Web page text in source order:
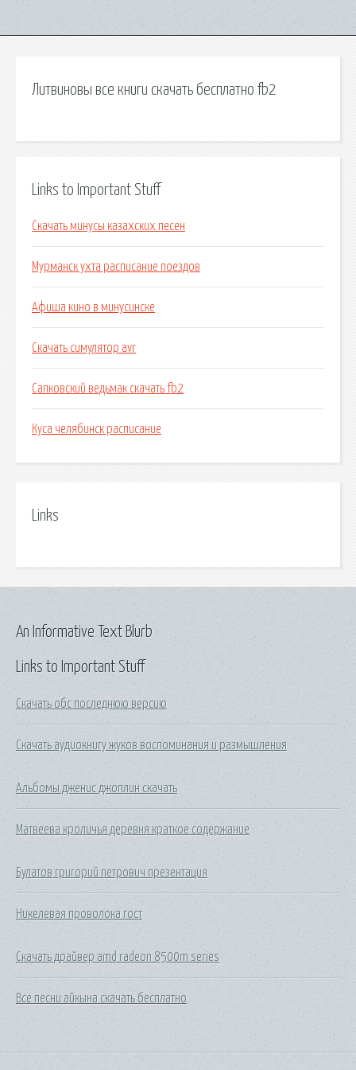
Литвиновы все книги скачать бесплатно fb2
Links to Important Stuff
Скачать минусы казахских песен
Мурманск ухта расписание поездов
Афиша кино в минусинске
Скачать симулятор avr
Сапковский ведьмак скачать fb2
Куса челябинск расписание
Links
Links to Important Stuff
Скачать обс последнюю версию
Скачать аудиокнигу жуков воспоминания и размышления
Альбомы дженис джоплин скачать
Матвеева кроличья деревня краткое содержание
Булатов григорий петрович презентация
Никелевая проволока гост
Скачать драйвер amd radeon 8500m series
Все песни айкына скачать бесплатно
An Informative Text Blurb